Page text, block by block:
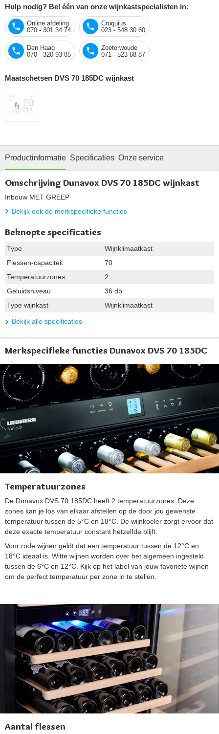
Hulp nodig? Bel één van onze wijnkastspecialisten in:
Online afdeling
070 - 301 34 74
Cruquius
023 - 548 30 60
Den Haag
070 - 320 93 85
Zoeterwoude
071 - 523 68 87
Maatschetsen DVS 70 185DC wijnkast
Productinformatie Specificaties Onze service
Omschrijving Dunavox DVS 70 185DC wijnkast
Inbouw MET GREEP
Bekijk ook de merkspecifieke functies
Beknopte specificaties
Type
Wijnklimaatkast
Flessen-capaciteit
70
Temperatuurzones
2
Geluidsniveau
36 db
Type wijnkast
Wijnklimaatkast
Bekijk alle specificaties
Merkspecifieke functies Dunavox DVS 70 185DC
Temperatuurzones
De Dunavox DVS 70 185DC heeft 2 temperatuurzones. Deze
zones kan je los van elkaar afstellen op de door jou gewenste
temperatuur tussen de 5°C en 18°C. De wijnkoeler zorgt ervoor dat
deze exacte temperatuur constant hetzelfde blijft.
Voor rode wijnen geldt dat een temperatuur tussen de 12°C en
18°C ideaal is. Witte wijnen worden over het algemeen ingesteld
tussen de 6°C en 12°C. Kijk op het label van jouw favoriete wijnen
om de perfect temperatuur per zone in te stellen.
Aantal flessen